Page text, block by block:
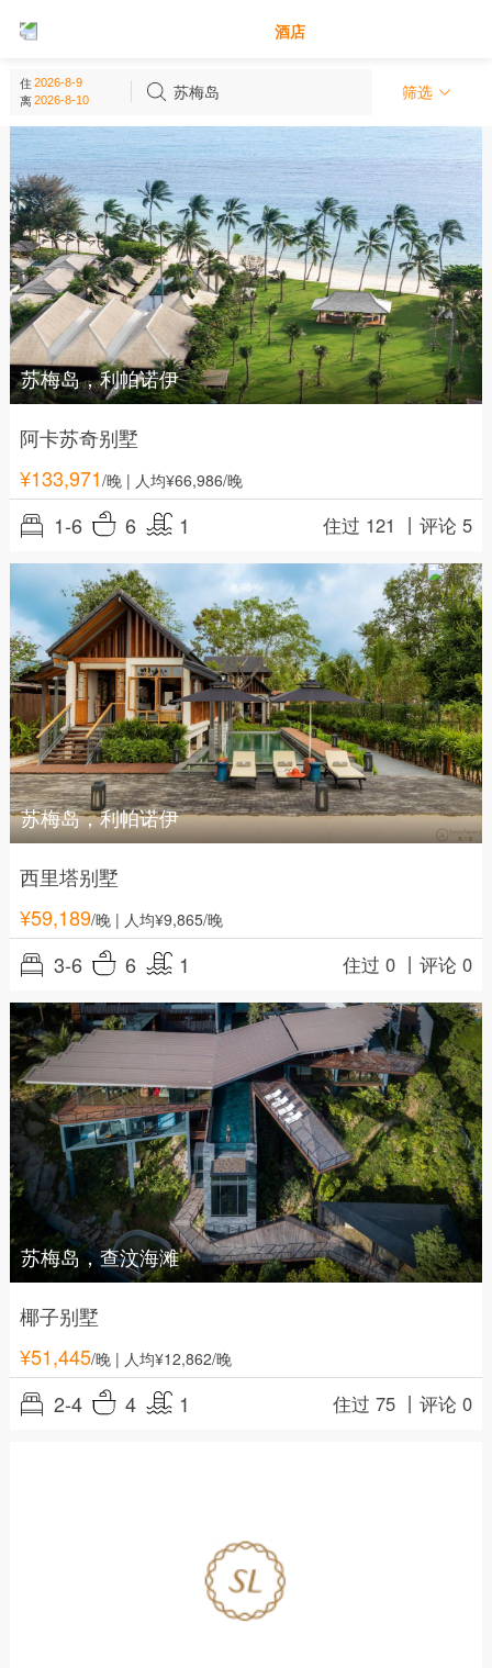
酒店
住
离
苏梅岛 筛选
苏梅岛 - 泰国
苏梅岛，利帕诺伊
阿卡苏奇别墅
¥133,971/晚| 人均¥66,986/晚
1-6 6 1 住过 121 丨评论 5
苏梅岛，利帕诺伊
西里塔别墅
¥59,189/晚| 人均¥9,865/晚
3-6 6 1 住过 0 丨评论 0
苏梅岛，查汶海滩
椰子别墅
¥51,445/晚| 人均¥12,862/晚
2-4 4 1 住过 75 丨评论 0